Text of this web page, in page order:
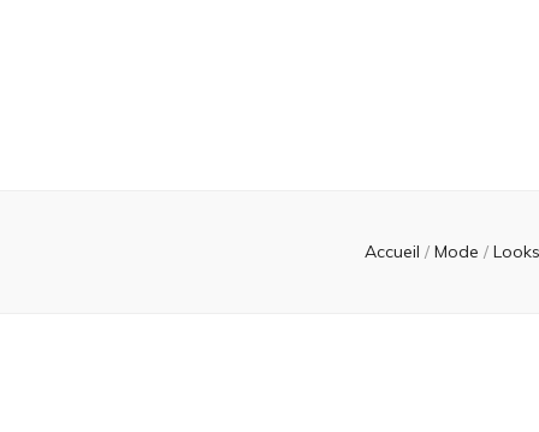
Accueil / Mode /